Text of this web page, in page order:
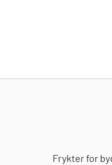
Frykter for